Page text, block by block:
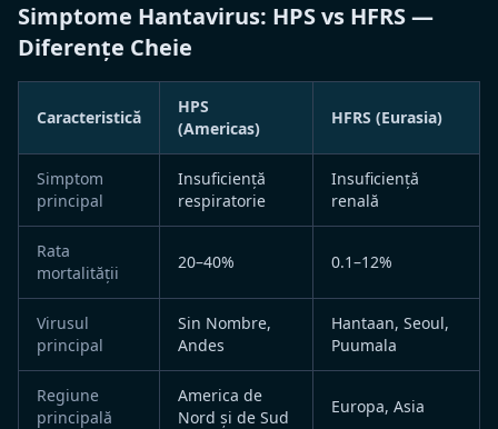
Simptome Hantavirus: HPS vs HFRS —
Diferențe Cheie
Caracteristică
HPS
(Americas)
HFRS (Eurasia)
Simptom
principal
Insuficiență
respiratorie
Insuficiență
renală
Rata
mortalității
20–40% 0.1–12%
Virusul
principal
Sin Nombre,
Andes
Hantaan, Seoul,
Puumala
Regiune
principală
America de
Nord și de Sud
Europa, Asia